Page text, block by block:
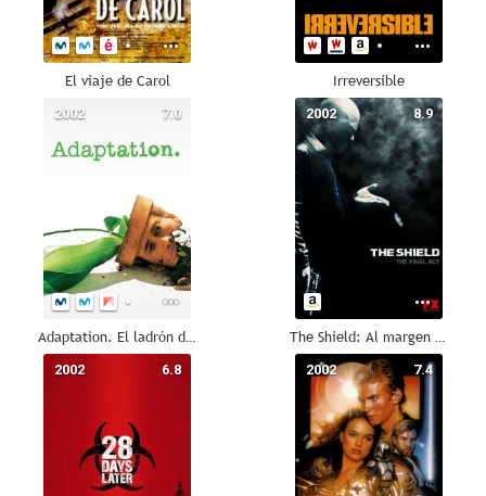
El viaje de Carol Irreversible
7.0
2002
Adaptation. El ladrón de orquídeas
8.9
2002
The Shield: Al margen de la ley
6.8
2002 7.4
2002